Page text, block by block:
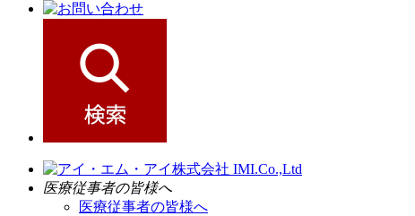
医療従事者の皆様へ
医療従事者の皆様へ